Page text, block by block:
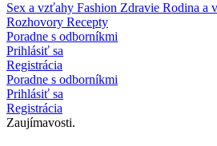
Sex a vzťahy Fashion Zdravie Rodina a
Rozhovory Recepty
Poradne s odborníkmi
Prihlásiť sa
Registrácia
Poradne s odborníkmi
Prihlásiť sa
Registrácia
Zaujímavosti.